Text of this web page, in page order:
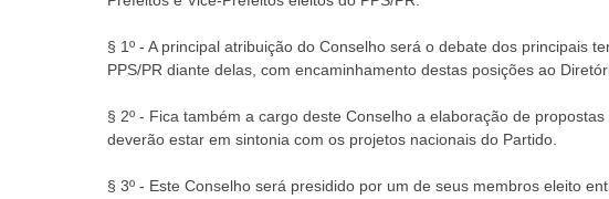
§ 1º - A principal atribuição do Conselho será o debate dos principais
PPS/PR diante delas, com encaminhamento destas posições ao
§ 2º - Fica também a cargo deste Conselho a elaboração de
deverão estar em sintonia com os projetos nacionais do Partido.
§ 3º - Este Conselho será presidido por um de seus membros eleito